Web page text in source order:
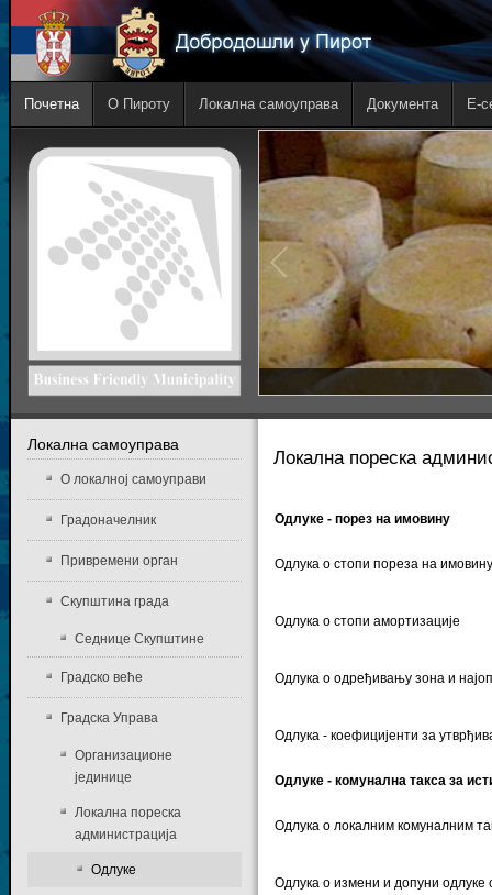
Почетна О Пироту Локална самоуправа Документа E-
Локална пореска
Одлуке - порез на имовину
Одлука о стопи пореза на
Одлука о стопи амортизације
Одлука о одређивању зона и
Одлука - коефицијенти за
Одлуке - комунална такса за
Одлука о локалним комуналним
Одлука о измени и допуни одлуке
Локална самоуправа
О локалној самоуправи
Градоначелник
Привремени орган
Скупштина града
Седнице Скупштине
Градско веће
Градска Управа
Организационе
јединице
Локална пореска
администрација
Одлуке